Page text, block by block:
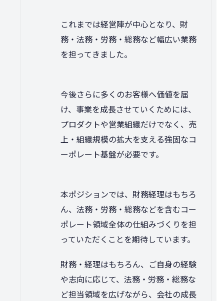
これまでは経営陣が中心となり、財
務・法務・労務・総務など幅広い業務
を担ってきました。
今後さらに多くのお客様へ価値を届
け、事業を成長させていくためには、
プロダクトや営業組織だけでなく、売
上・組織規模の拡大を支える強固なコ
ーポレート基盤が必要です。
本ポジションでは、財務経理はもちろ
ん、法務・労務・総務などを含むコー
ポレート領域全体の仕組みづくりを担
っていただくことを期待しています。
財務・経理はもちろん、ご自身の経験
や志向に応じて、法務・労務・総務な
ど担当領域を広げながら、会社の成長